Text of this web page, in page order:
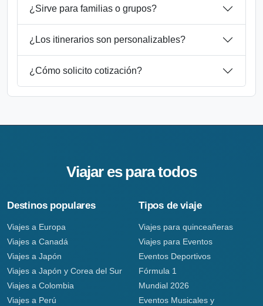
¿Sirve para familias o grupos?
¿Los itinerarios son personalizables?
¿Cómo solicito cotización?
Viajar es para todos
Destinos populares
Viajes a Europa
Viajes a Canadá
Viajes a Japón
Viajes a Japón y Corea del Sur
Viajes a Colombia
Viajes a Perú
Tipos de viaje
Viajes para quinceañeras
Viajes para Eventos
Eventos Deportivos
Fórmula 1
Mundial 2026
Eventos Musicales y